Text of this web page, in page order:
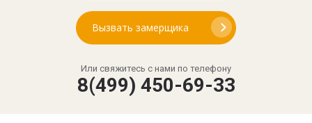
Вызвать замерщика
Или свяжитесь с нами по телефону
8(499) 450-69-33